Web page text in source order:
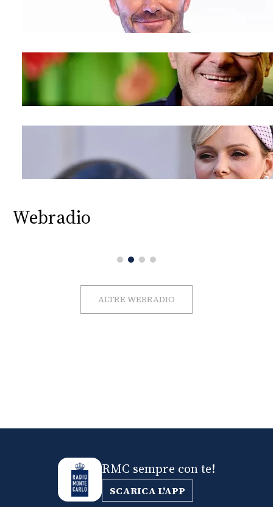
Webradio
ALTRE WEBRADIO
RMC sempre con te!
SCARICA L'APP